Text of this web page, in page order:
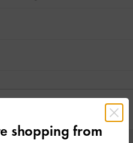
shopping from